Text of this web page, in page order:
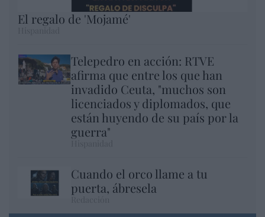
El regalo de 'Mojamé'
Telepedro en acción: RTVE
afirma que entre los que han
invadido Ceuta, "muchos son
licenciados y diplomados, que
están huyendo de su país por la
guerra"
Cuando el orco llame a tu
puerta, ábresela